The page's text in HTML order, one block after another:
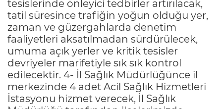
tesislerinde önleyici tedbirler artırılacak,
tatil süresince trafiğin yoğun olduğu yer,
zaman ve güzergahlarda denetim
faaliyetleri aksatılmadan sürdürülecek,
umuma açık yerler ve kritik tesisler
devriyeler marifetiyle sık sık kontrol
edilecektir. 4- İl Sağlık Müdürlüğünce il
merkezinde 4 adet Acil Sağlık Hizmetleri
İstasyonu hizmet verecek, İl Sağlık